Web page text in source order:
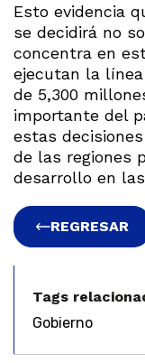
Esto evidencia
se decidirá no
concentra en
ejecutan la
de 5,300
importante del
estas
de las regiones
desarrollo en
REGRESAR
Tags
Gobierno